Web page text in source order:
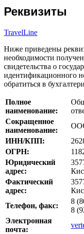
Реквизиты
TravelLine
Ниже приведены
необходимости
свидетельства о
идентификационного
обратиться в
Полное
наименование:
Сокращенное
наименование:
ИНН/КПП:
ОГРН:
Юридический
адрес:
Фактический
адрес:
Телефон, факс:
8
8
Электронная
почта: